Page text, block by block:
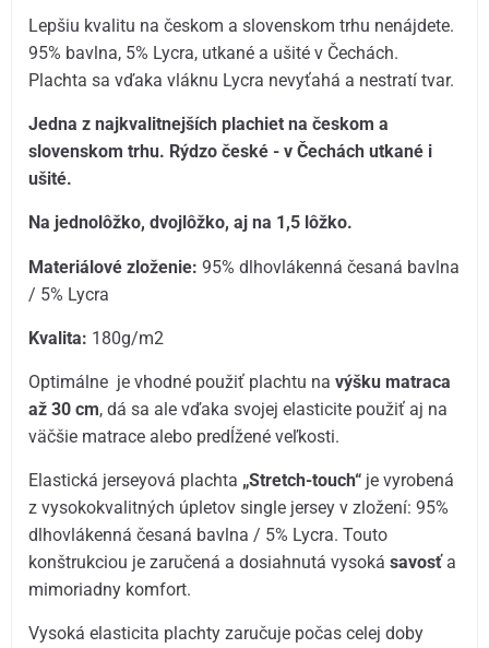
Lepšiu kvalitu na českom a slovenskom trhu nenájdete.
95% bavlna, 5% Lycra, utkané a ušité v Čechách.
Plachta sa vďaka vláknu Lycra nevyťahá a nestratí tvar.
Jedna z najkvalitnejších plachiet na českom a
slovenskom trhu. Rýdzo české - v Čechách utkané i
ušité.
Na jednolôžko, dvojlôžko, aj na 1,5 lôžko.
Materiálové zloženie:95% dlhovlákenná česaná bavlna
/ 5% Lycra
Kvalita: 180g/m2
Optimálne je vhodné použiť plachtu navýšku matraca
až 30 cm, dá sa ale vďaka svojej elasticite použiť aj na
väčšie matrace alebo predĺžené veľkosti.
Elastická jerseyová plachta „Stretch-touch“ je vyrobená
z vysokokvalitných úpletov single jersey v zložení: 95%
dlhovlákenná česaná bavlna / 5% Lycra. Touto
konštrukciou je zaručená a dosiahnutá vysokásavosťa
mimoriadny komfort.
Vysoká elasticita plachty zaručuje počas celej doby